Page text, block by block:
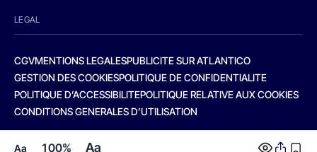
Aa 100% Aa
LEGAL
CGVMENTIONS LEGALESPUBLICITE SUR ATLANTICO
GESTION DES COOKIESPOLITIQUE DE CONFIDENTIALITE
POLITIQUE D’ACCESSIBILITEPOLITIQUE RELATIVE AUX COOKIES
CONDITIONS GENERALES D’UTILISATION